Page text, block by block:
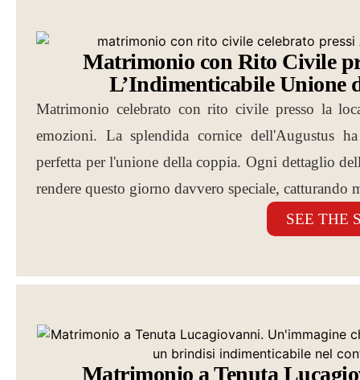
Matrimonio con Rito Civile
L’Indimenticabile Unione
Matrimonio celebrato con rito civile presso la
emozioni. La splendida cornice dell'Augustus
perfetta per l'unione della coppia. Ogni dettaglio
rendere questo giorno davvero speciale, catturando
SEE THE
Matrimonio a Tenuta